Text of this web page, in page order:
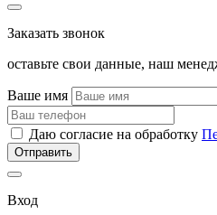
Заказать звонок
оставьте свои данные, наш
Ваше имя
Даю согласие на обработку
Вход